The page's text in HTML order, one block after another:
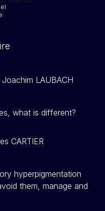
LAUBACH
what is different?
CARTIER
hyperpigmentation
them, manage and